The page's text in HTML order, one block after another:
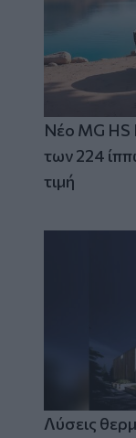
Νέο MG HS
των 224
τιμή
Λύσεις